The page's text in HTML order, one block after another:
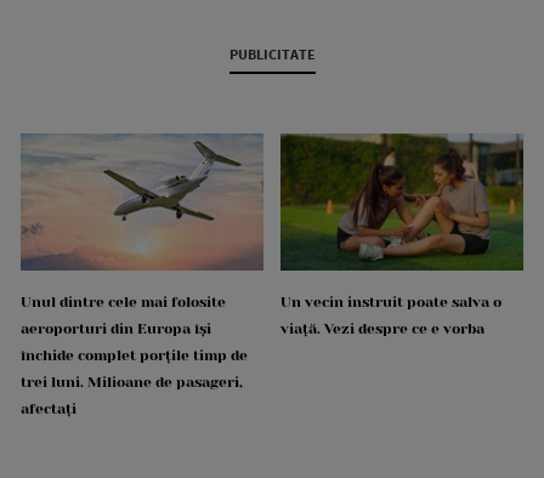
PUBLICITATE
Unul dintre cele mai folosite
aeroporturi din Europa își
închide complet porțile timp de
trei luni. Milioane de pasageri,
afectați
Un vecin instruit poate salva o
viață. Vezi despre ce e vorba